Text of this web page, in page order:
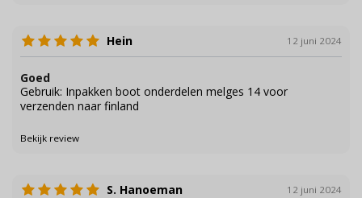
Hein 12 juni 2024
Goed
Gebruik: Inpakken boot onderdelen melges 14 voor
verzenden naar finland
Bekijk review
S. Hanoeman 12 juni 2024